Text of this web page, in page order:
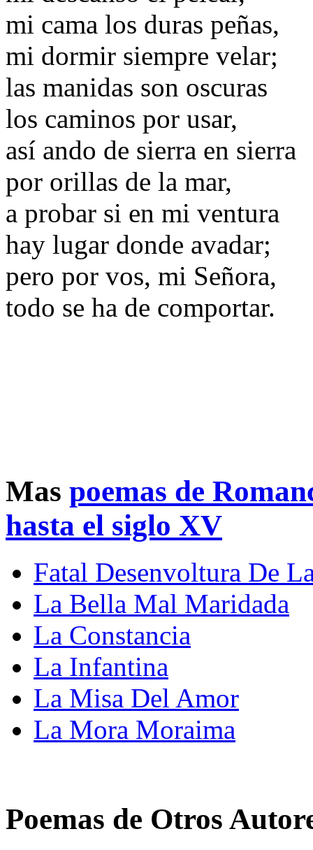
mi cama los duras peñas,
mi dormir siempre velar;
las manidas son oscuras
los caminos por usar,
así ando de sierra en sierra
por orillas de la mar,
a probar si en mi ventura
hay lugar donde avadar;
pero por vos, mi Señora,
todo se ha de comportar.
Mas poemas de
hasta el siglo XV
Fatal Desenvoltura De
La Bella Mal Maridada
La Constancia
La Infantina
La Misa Del Amor
La Mora Moraima
Poemas de Otros